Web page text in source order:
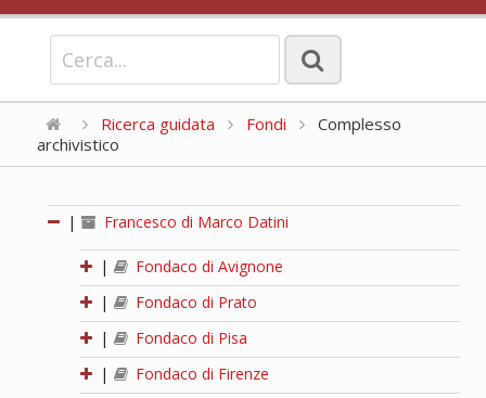
Ricerca guidata Fondi
Complesso
archivistico
| Francesco di Marco Datini
|
Fondaco di Avignone
|
Fondaco di Prato
|
Fondaco di Pisa
|
Fondaco di Firenze